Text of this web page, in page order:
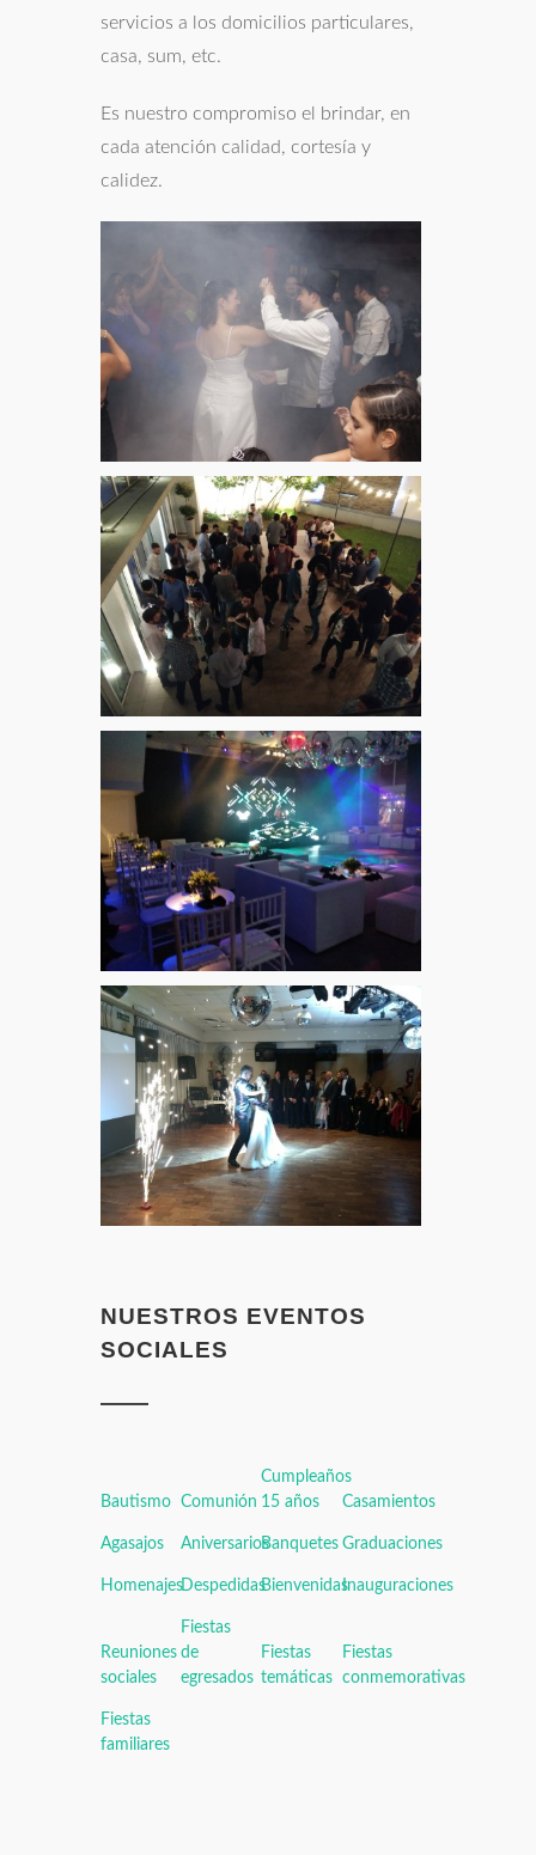
servicios a los domicilios particulares,
casa, sum, etc.
Es nuestro compromiso el brindar, en
cada atención calidad, cortesía y
calidez.
NUESTROS EVENTOS
SOCIALES
Bautismo Comunión
Cumpleaños
15 años
Casamientos
Agasajos AniversariosBanquetes Graduaciones
HomenajesDespedidasBienvenidasInauguraciones
Reuniones
sociales
Fiestas
de
egresados
Fiestas
temáticas
Fiestas
conmemorativas
Fiestas
familiares